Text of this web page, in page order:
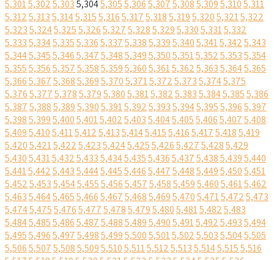
5,3015,3025,3035,3045,3055,3065,3075,3085,3095,3105,311
5,3125,3135,3145,3155,3165,3175,3185,3195,3205,3215,322
5,3235,3245,3255,3265,3275,3285,3295,3305,3315,332
5,3335,3345,3355,3365,3375,3385,3395,3405,3415,3425,343
5,3445,3455,3465,3475,3485,3495,3505,3515,3525,3535,354
5,3555,3565,3575,3585,3595,3605,3615,3625,3635,3645,365
5,3665,3675,3685,3695,3705,3715,3725,3735,3745,375
5,3765,3775,3785,3795,3805,3815,3825,3835,3845,3855,386
5,3875,3885,3895,3905,3915,3925,3935,3945,3955,3965,397
5,3985,3995,4005,4015,4025,4035,4045,4055,4065,4075,408
5,4095,4105,4115,4125,4135,4145,4155,4165,4175,4185,419
5,4205,4215,4225,4235,4245,4255,4265,4275,4285,429
5,4305,4315,4325,4335,4345,4355,4365,4375,4385,4395,440
5,4415,4425,4435,4445,4455,4465,4475,4485,4495,4505,451
5,4525,4535,4545,4555,4565,4575,4585,4595,4605,4615,462
5,4635,4645,4655,4665,4675,4685,4695,4705,4715,4725,473
5,4745,4755,4765,4775,4785,4795,4805,4815,4825,483
5,4845,4855,4865,4875,4885,4895,4905,4915,4925,4935,494
5,4955,4965,4975,4985,4995,5005,5015,5025,5035,5045,505
5,5065,5075,5085,5095,5105,5115,5125,5135,5145,5155,516